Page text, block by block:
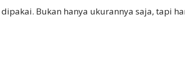
Bukan hanya ukurannya saja, tapi